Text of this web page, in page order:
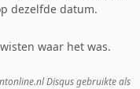
dezelfde datum.
waar het was.
Disqus gebruikte als